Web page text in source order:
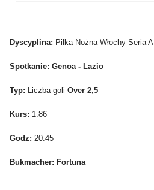
Dyscyplina: Piłka Nożna Włochy Seria A
Spotkanie: Genoa - Lazio
Typ: Liczba goli Over 2,5
Kurs: 1.86
Godz: 20:45
Bukmacher: Fortuna